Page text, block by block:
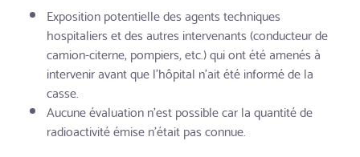
Exposition potentielle des agents techniques
hospitaliers et des autres intervenants (conducteur de
camion-citerne, pompiers, etc.) qui ont été amenés à
intervenir avant que l'hôpital n'ait été informé de la
casse.
Aucune évaluation n'est possible car la quantité de
radioactivité émise n'était pas connue.